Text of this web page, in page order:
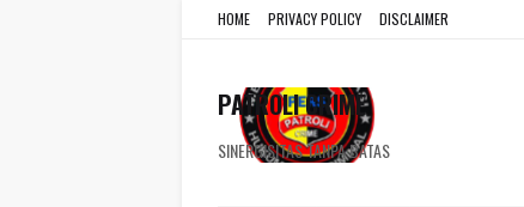
HOME PRIVACY POLICY DISCLAIMER
PATROLI CRIME
SINERGISITAS TANPA BATAS